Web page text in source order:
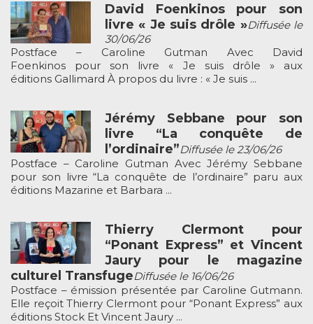
David Foenkinos pour son
livre « Je suis drôle »Diffusée le
30/06/26
Postface – Caroline Gutman Avec David
Foenkinos pour son livre « Je suis drôle » aux
éditions Gallimard À propos du livre : « Je suis ...
Jérémy Sebbane pour son
livre “La conquête de
l’ordinaire”Diffusée le 23/06/26
Postface – Caroline Gutman Avec Jérémy Sebbane
pour son livre “La conquête de l’ordinaire” paru aux
éditions Mazarine et Barbara ...
Thierry Clermont pour
“Ponant Express” et Vincent
Jaury pour le magazine
culturel TransfugeDiffusée le 16/06/26
Postface – émission présentée par Caroline Gutmann.
Elle reçoit Thierry Clermont pour “Ponant Express” aux
éditions Stock Et Vincent Jaury ...